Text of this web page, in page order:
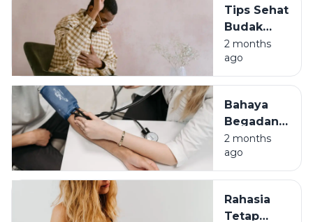
Biar Gak
Jompo
Tips Sehat
Budak
Korporat:
Lawan
Asam
di Usia 30-
an
2 months
ago
Bahaya
Begadang
Bagi Anak
Muda:
Awas
Tinggi di
2 months
ago
Rahasia
Tetap